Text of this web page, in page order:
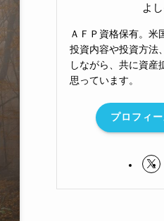
よ
ＡＦＰ資格保有。米
投資内容や投資方法
しながら、共に資産
思っています。
プロフィ